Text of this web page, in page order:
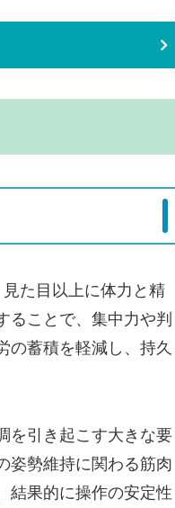
た目以上に体力と精
ることで、集中力や判
の蓄積を軽減し、持久
を引き起こす大きな要
姿勢維持に関わる筋肉
結果的に操作の安定性